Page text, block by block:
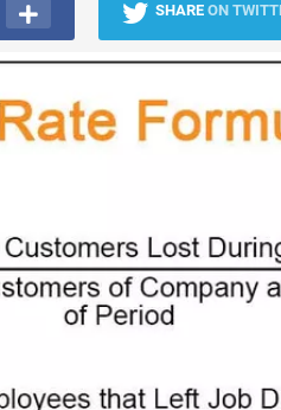
SHARE ON